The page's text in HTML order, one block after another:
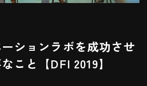
ションラボを成功させ
こと【DFI 2019】